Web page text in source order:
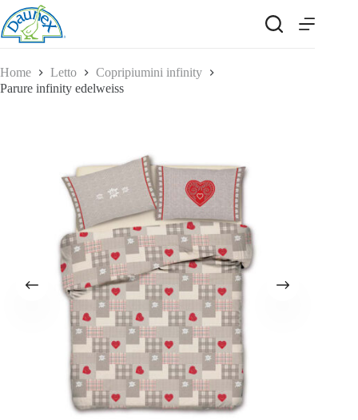
Salta
al
contenuto
Home Letto
Copripiumini infinity
Parure infinity edelweiss